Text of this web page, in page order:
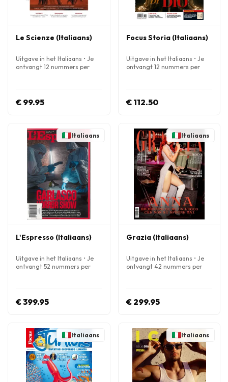
Le Scienze (Italiaans)
Uitgave in het Italiaans • Je
ontvangt 12 nummers per
€ 99.95
Focus Storia (Italiaans)
Uitgave in het Italiaans • Je
ontvangt 12 nummers per
€ 112.50
Italiaans
L'Espresso (Italiaans)
Uitgave in het Italiaans • Je
ontvangt 52 nummers per
€ 399.95
Italiaans
Grazia (Italiaans)
Uitgave in het Italiaans • Je
ontvangt 42 nummers per
€ 299.95
Italiaans Italiaans